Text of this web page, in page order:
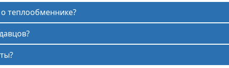
теплообменнике?